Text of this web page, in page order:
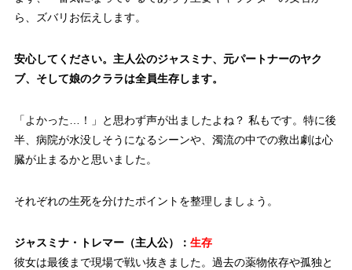
ら、ズバリお伝えします。
安心してください。 主人公のジャスミナ、元パートナーのヤク
ブ、そして娘のクララは全員生存します。
「よかった…！」と思わず声が出ましたよね？ 私もです。特に後
半、病院が水没しそうになるシーンや、濁流の中での救出劇は心
臓が止まるかと思いました。
それぞれの生死を分けたポイントを整理しましょう。
ジャスミナ・トレマー（主人公）： 生存
彼女は最後まで現場で戦い抜きました。過去の薬物依存や孤独と